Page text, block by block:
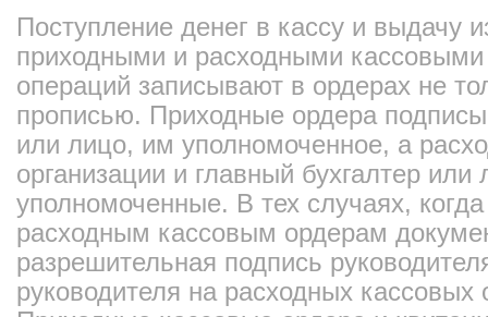
Поступление денег в кассу и выдачу
приходными и расходными
операций записывают в ордерах не
прописью. Приходные ордера
или лицо, им уполномоченное, а
организации и главный бухгалтер
уполномоченные. В тех случаях,
расходным кассовым ордерам
разрешительная подпись
руководителя на расходных кассовых